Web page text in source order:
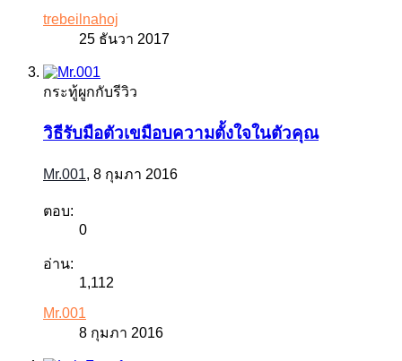
trebeilnahoj
25 ธันวา 2017
กระทู้ผูกกับรีวิว
วิธีรับมือตัวเขมือบความตั้งใจในตัวคุณ
Mr.001, 8 กุมภา 2016
ตอบ:
0
อ่าน:
1,112
Mr.001
8 กุมภา 2016